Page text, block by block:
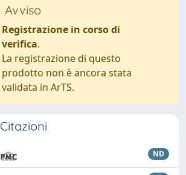
Avviso
Registrazione in corso di
verifica.
La registrazione di questo
prodotto non è ancora stata
validata in ArTS.
Citazioni
ND